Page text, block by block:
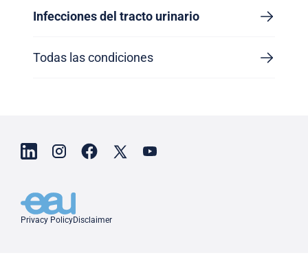
Infecciones del tracto urinario
Todas las condiciones
Privacy PolicyDisclaimer